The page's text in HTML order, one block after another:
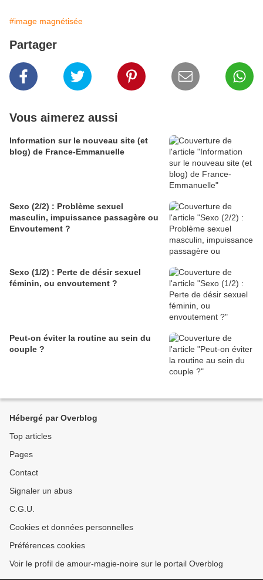
#image magnétisée
Partager
Vous aimerez aussi
Information sur le nouveau site (et
blog) de France-Emmanuelle
Sexo (2/2) : Problème sexuel
masculin, impuissance passagère ou
Envoutement ?
Sexo (1/2) : Perte de désir sexuel
féminin, ou envoutement ?
Peut-on éviter la routine au sein du
couple ?
Hébergé par Overblog
Top articles
Pages
Contact
Signaler un abus
C.G.U.
Cookies et données personnelles
Préférences cookies
Voir le profil de amour-magie-noire sur le portail Overblog